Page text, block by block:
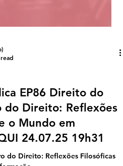
EP86 Direito do
Direito: Reflexões
o Mundo em
24.07.25 19h31